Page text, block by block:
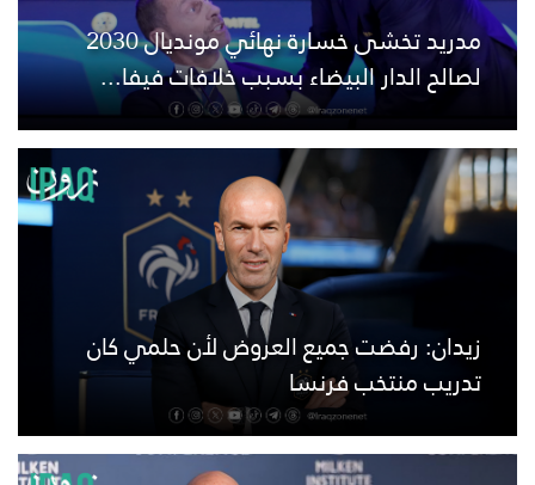
مدريد تخشى خسارة نهائي مونديال 2030
لصالح الدار البيضاء بسبب خلافات فيفا...
زيدان: رفضت جميع العروض لأن حلمي كان
تدريب منتخب فرنسا